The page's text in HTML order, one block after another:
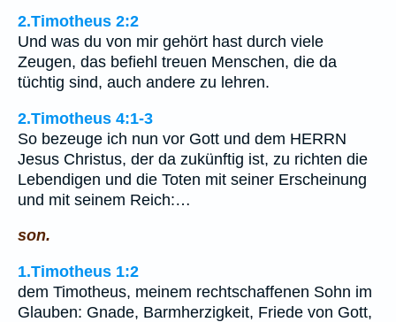
2.Timotheus 2:2
Und was du von mir gehört hast durch viele
Zeugen, das befiehl treuen Menschen, die da
tüchtig sind, auch andere zu lehren.
2.Timotheus 4:1-3
So bezeuge ich nun vor Gott und dem HERRN
Jesus Christus, der da zukünftig ist, zu richten die
Lebendigen und die Toten mit seiner Erscheinung
und mit seinem Reich:…
son.
1.Timotheus 1:2
dem Timotheus, meinem rechtschaffenen Sohn im
Glauben: Gnade, Barmherzigkeit, Friede von Gott,